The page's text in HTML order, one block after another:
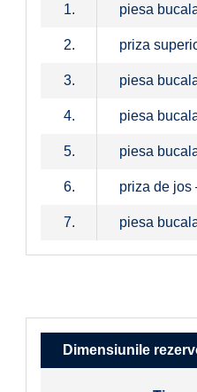
1. piesa
2. priza
3. piesa
4. piesa
5. piesa
6. priza de jos
7. piesa
Dimensiunile